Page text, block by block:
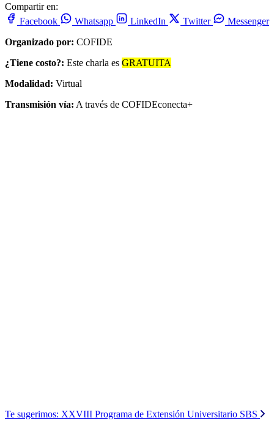
Compartir en:
Facebook
Whatsapp LinkedIn Twitter
Messenger
Organizado por: COFIDE
¿Tiene costo?: Este charla es GRATUITA
Modalidad: Virtual
Transmisión vía: A través de COFIDEconecta+
Te sugerimos: XXVIII Programa de Extensión Universitario SBS